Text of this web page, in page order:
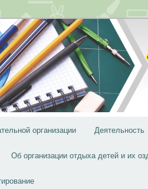
организации Деятельность
Об организации отдыха детей и их